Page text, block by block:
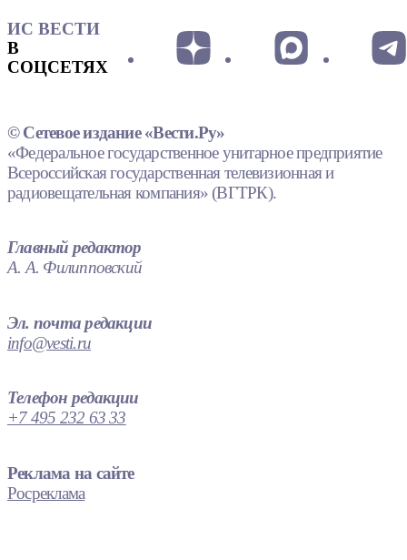
ИС ВЕСТИ
В
СОЦСЕТЯХ
© Сетевое издание «Вести.Ру»
«Федеральное государственное унитарное предприятие
Всероссийская государственная телевизионная и
радиовещательная компания» (ВГТРК).
Главный редактор
А. А. Филипповский
Эл. почта редакции
info@vesti.ru
Телефон редакции
+7 495 232 63 33
Реклама на сайте
Росреклама